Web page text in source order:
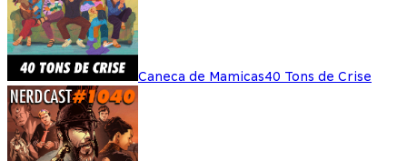
Caneca de Mamicas40 Tons de Crise